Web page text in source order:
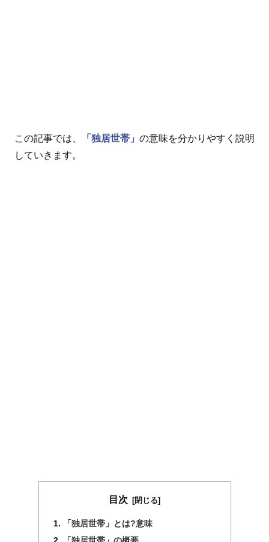
この記事では、 「独居世帯」 の意味を分かりやすく説明
していきます。
目次
「独居世帯」とは?意味